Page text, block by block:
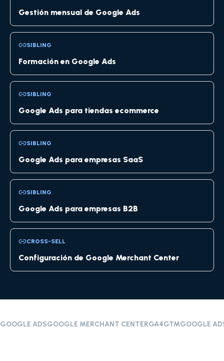
Gestión mensual de Google Ads
SIBLING
Formación en Google Ads
SIBLING
Google Ads para tiendas ecommerce
SIBLING
Google Ads para empresas SaaS
SIBLING
Google Ads para empresas B2B
CROSS-SELL
Configuración de Google Merchant Center
GOOGLE ADSGOOGLE MERCHANT CENTERGA4GTMGOOGLE